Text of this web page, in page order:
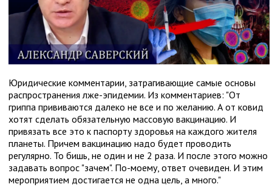
Юридические комментарии, затрагивающие самые основы
распространения лже-эпидемии. Из комментариев: "От
гриппа прививаются далеко не все и по желанию. А от ковид
хотят сделать обязательную массовую вакцинацию. И
привязать все это к паспорту здоровья на каждого жителя
планеты. Причем вакцинацию надо будет проводить
регулярно. То бишь, не один и не 2 раза. И после этого можно
задавать вопрос "зачем". По-моему, ответ очевиден. И этим
мероприятием достигается не одна цель, а много."